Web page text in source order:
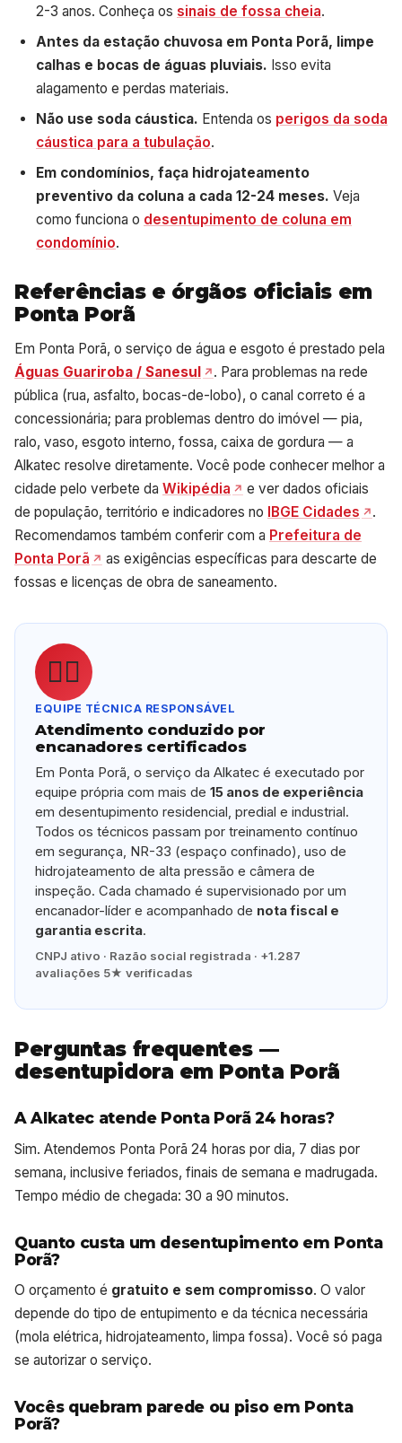
2-3 anos. Conheça os sinais de fossa cheia.
Antes da estação chuvosa em Ponta Porã, limpe
calhas e bocas de águas pluviais. Isso evita
alagamento e perdas materiais.
Não use soda cáustica. Entenda os perigos da soda
cáustica para a tubulação.
Em condomínios, faça hidrojateamento
preventivo da coluna a cada 12-24 meses. Veja
como funciona o desentupimento de coluna em
condomínio.
Referências e órgãos oficiais em
Ponta Porã
Em Ponta Porã, o serviço de água e esgoto é prestado pela
Águas Guariroba / Sanesul
. Para problemas na rede
pública (rua, asfalto, bocas-de-lobo), o canal correto é a
concessionária; para problemas dentro do imóvel — pia,
ralo, vaso, esgoto interno, fossa, caixa de gordura — a
Alkatec resolve diretamente. Você pode conhecer melhor a
cidade pelo verbete da Wikipédia
e ver dados oficiais
de população, território e indicadores no IBGE Cidades
.
Recomendamos também conferir com a Prefeitura de
Ponta Porã
as exigências específicas para descarte de
fossas e licenças de obra de saneamento.
👷‍♂️
EQUIPE TÉCNICA RESPONSÁVEL
Atendimento conduzido por
encanadores certificados
Em Ponta Porã, o serviço da Alkatec é executado por
equipe própria com mais de15 anos de experiência
em desentupimento residencial, predial e industrial.
Todos os técnicos passam por treinamento contínuo
em segurança, NR-33 (espaço confinado), uso de
hidrojateamento de alta pressão e câmera de
inspeção. Cada chamado é supervisionado por um
encanador-líder e acompanhado de nota fiscal e
garantia escrita.
CNPJ ativo · Razão social registrada · +1.287
avaliações 5★ verificadas
Perguntas frequentes —
desentupidora em Ponta Porã
A Alkatec atende Ponta Porã 24 horas?
Sim. Atendemos Ponta Porã 24 horas por dia, 7 dias por
semana, inclusive feriados, finais de semana e madrugada.
Tempo médio de chegada: 30 a 90 minutos.
Quanto custa um desentupimento em Ponta
Porã?
O orçamento é gratuito e sem compromisso. O valor
depende do tipo de entupimento e da técnica necessária
(mola elétrica, hidrojateamento, limpa fossa). Você só paga
se autorizar o serviço.
Vocês quebram parede ou piso em Ponta
Porã?